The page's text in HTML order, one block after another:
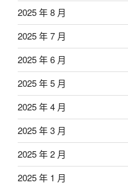
2025 年 8 月
2025 年 7 月
2025 年 6 月
2025 年 5 月
2025 年 4 月
2025 年 3 月
2025 年 2 月
2025 年 1 月